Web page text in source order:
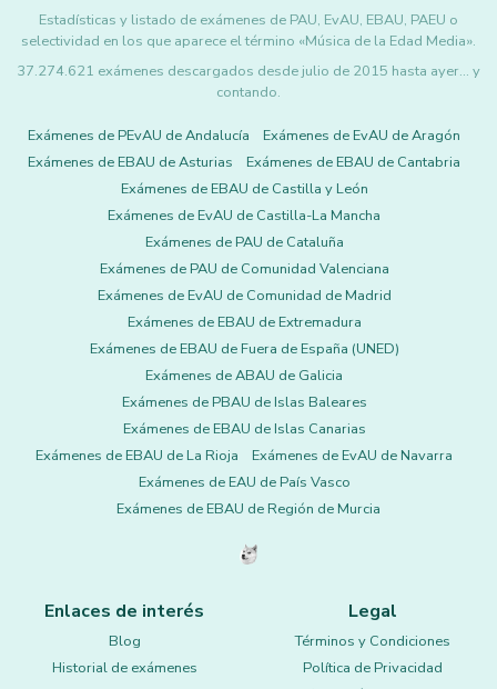
Estadísticas y listado de exámenes de PAU, EvAU, EBAU, PAEU o
selectividad en los que aparece el término «Música de la Edad Media».
37.274.621 exámenes descargados desde julio de 2015 hasta ayer... y
contando.
Exámenes de PEvAU de Andalucía
Exámenes de EvAU de Aragón
Exámenes de EBAU de Asturias
Exámenes de EBAU de Cantabria
Exámenes de EBAU de Castilla y León
Exámenes de EvAU de Castilla-La Mancha
Exámenes de PAU de Cataluña
Exámenes de PAU de Comunidad Valenciana
Exámenes de EvAU de Comunidad de Madrid
Exámenes de EBAU de Extremadura
Exámenes de EBAU de Fuera de España (UNED)
Exámenes de ABAU de Galicia
Exámenes de PBAU de Islas Baleares
Exámenes de EBAU de Islas Canarias
Exámenes de EBAU de La Rioja
Exámenes de EvAU de Navarra
Exámenes de EAU de País Vasco
Exámenes de EBAU de Región de Murcia
Enlaces de interés
Blog
Historial de exámenes
Legal
Términos y Condiciones
Política de Privacidad